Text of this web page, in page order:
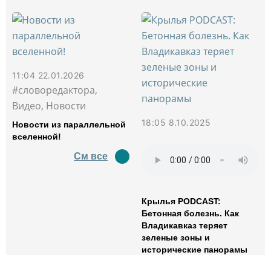
11:04 22.01.2026
#словоредактора,
Видео, Новости
Новости из параллельной
вселенной!
См все
18:05 8.10.2025
Крылья PODCAST:
Бетонная болезнь. Как
Владикавказ теряет
зеленые зоны и
исторические панорамы